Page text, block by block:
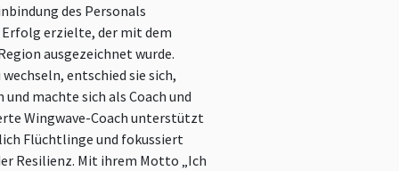
des Personals
erzielte, der mit dem
ausgezeichnet wurde.
entschied sie sich,
machte sich als Coach und
Wingwave-Coach unterstützt
Flüchtlinge und fokussiert
Resilienz. Mit ihrem Motto „Ich